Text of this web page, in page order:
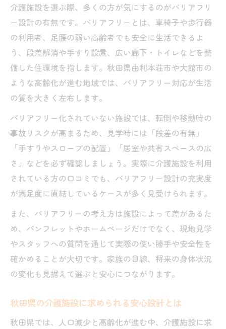
安心が広がる秋田の介護施設探し
秋田県で安心できる介護施設選びの基準
介護施設一覧から地域密着型を探す方法
介護施設の口コミを活用した安心比較術
生活しやすさを考えた介護施設の探し方
秋田県介護施設の情報収集ポイントまとめ
由利本荘市や大館市暮らしに合う介護施設
由利本荘市介護施設と暮らしやすさの関係
大館市の介護施設が持つ地域性と安心感
介護施設探しで注目したい人口や生活動向
由利本荘市の介護施設一覧と選び方のコツ
理由
バリアフリー対応施設の見極めポイント
介護施設バリアフリー設備の比較方法とは
安心できる介護施設選びの現地確認ポイン
由利本荘市の介護施設で重視したい対応力
秋田県有料老人ホーム一覧から選ぶ注意点
介護施設を選ぶ際、多くの方が気にするのがバリアフリ
ー設計の有無です。バリアフリーとは、車椅子や歩行器
の利用者、足腰の弱い高齢者でも安全に生活できるよ
う、段差解消や手すり設置、広い廊下・トイレなどを整
備した住環境を指します。秋田県由利本荘市や大館市の
ような高齢化が進む地域では、バリアフリー対応が生活
の質を大きく左右します。
バリアフリー化されていない施設では、転倒や移動時の
事故リスクが高まるため、見学時には「段差の有無」
「手すりやスロープの配置」「居室や共有スペースの広
さ」などを必ず確認しましょう。実際に介護施設を利用
されている方の口コミでも、バリアフリー設計の充実度
が満足度に直結しているケースが多く見受けられます。
また、バリアフリーの考え方は施設によって差があるた
め、パンフレットやホームページだけでなく、現地見学
やスタッフへの質問を通じて実際の使い勝手や安全性を
確かめることが大切です。家族の目線、将来の身体状況
の変化も見据えて選ぶと安心につながります。
秋田県の介護施設に求められる安心設計とは
秋田県では、人口減少と高齢化が進む中、介護施設に求